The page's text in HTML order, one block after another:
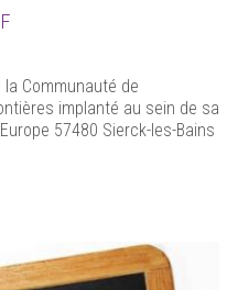
Communauté de
implanté au sein de sa
57480 Sierck-les-Bains